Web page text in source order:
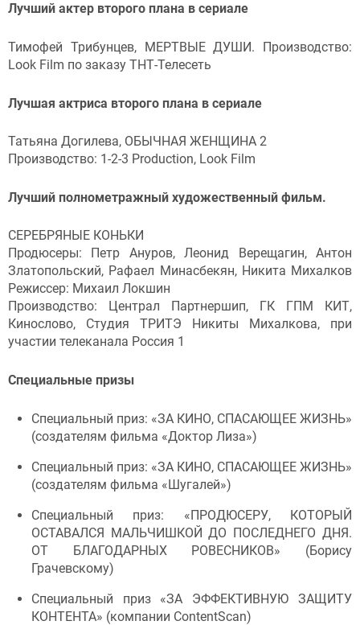
Лучший актер второго плана в сериале
Тимофей Трибунцев, МЕРТВЫЕ ДУШИ. Производство:
Look Film по заказу ТНТ-Телесеть
Лучшая актриса второго плана в сериале
Татьяна Догилева, ОБЫЧНАЯ ЖЕНЩИНА 2
Производство: 1-2-3 Production, Look Film
Лучший полнометражный художественный фильм.
СЕРЕБРЯНЫЕ КОНЬКИ
Продюсеры: Петр Ануров, Леонид Верещагин, Антон
Златопольский, Рафаел Минасбекян, Никита Михалков
Режиссер: Михаил Локшин
Производство: Централ Партнершип, ГК ГПМ КИТ,
Кинослово, Студия ТРИТЭ Никиты Михалкова, при
участии телеканала Россия 1
Специальные призы
Специальный приз: «ЗА КИНО, СПАСАЮЩЕЕ ЖИЗНЬ»
(создателям фильма «Доктор Лиза»)
Специальный приз: «ЗА КИНО, СПАСАЮЩЕЕ ЖИЗНЬ»
(создателям фильма «Шугалей»)
Специальный приз: «ПРОДЮСЕРУ, КОТОРЫЙ
ОСТАВАЛСЯ МАЛЬЧИШКОЙ ДО ПОСЛЕДНЕГО ДНЯ.
ОТ БЛАГОДАРНЫХ РОВЕСНИКОВ» (Борису
Грачевскому)
Специальный приз «ЗА ЭФФЕКТИВНУЮ ЗАЩИТУ
КОНТЕНТА» (компании ContentScan)